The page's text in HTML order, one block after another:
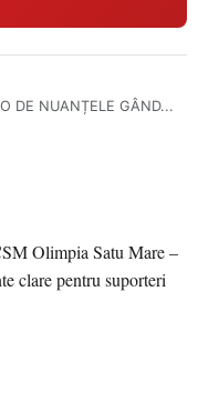
DE NUANȚELE GÂND...